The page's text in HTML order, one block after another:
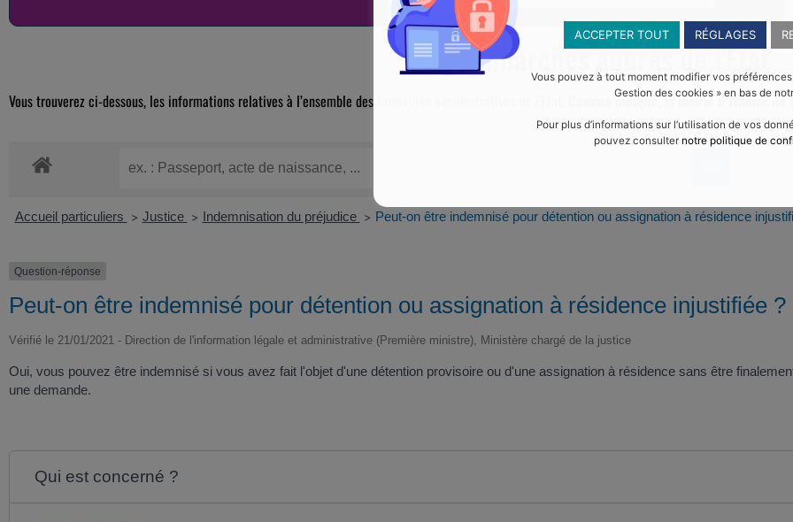
Vos démarches auprès de l'Etat
Vous trouverez ci-dessous, les informations relatives à l’ensemble des formalités administratives de l’Etat. Comme indiqué, la mairie d’Yffiniac
Accueil particuliers > Justice > Indemnisation du préjudice > Peut-on être indemnisé pour détention ou assignation à résidence
Question-réponse
Peut-on être indemnisé pour détention ou assignation à résidence injustifiée ?
Vérifié le 21/01/2021 - Direction de l'information légale et administrative (Première ministre), Ministère chargé de la justice
Oui, vous pouvez être indemnisé si vous avez fait l'objet d'une détention provisoire ou d'une assignation à résidence sans être
une demande.
Qui est concerné ?
ACCEPTER TOUT RÉGLAGES
Vous pouvez à tout moment modifier vos
Gestion des cookies » en bas de
Pour plus d’informations sur l’utilisation de vos
pouvez consulter notre politique de